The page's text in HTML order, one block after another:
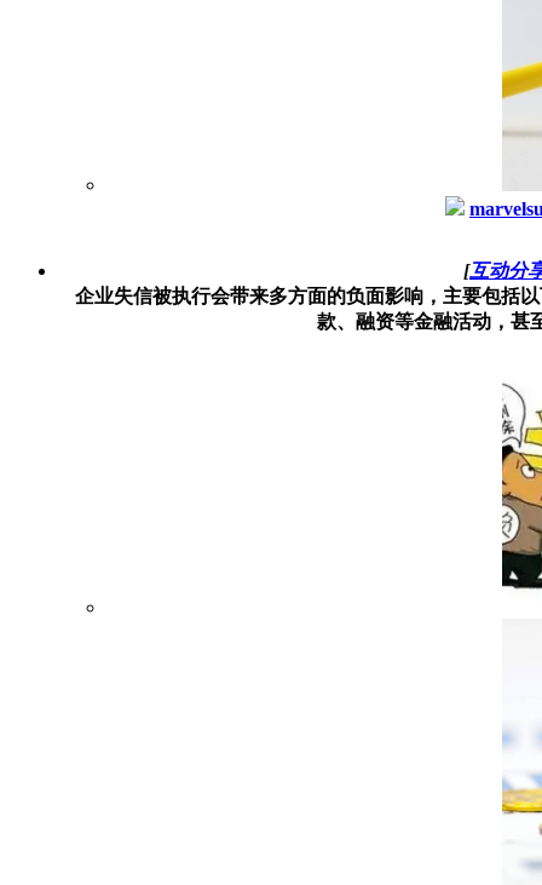
[互动分
企业失信被执行会带来多方面的负面影响，主要包括
款、融资等金融活动，甚